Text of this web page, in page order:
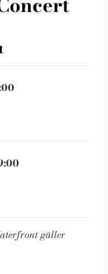
gäller
kakor
bort. De